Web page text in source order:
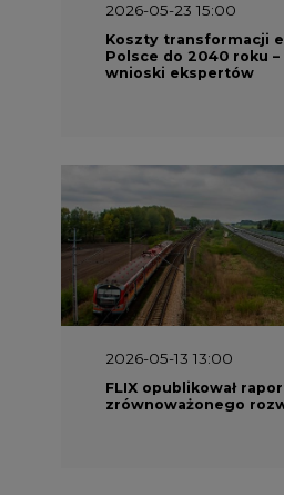
2026-05-23 15:00
Koszty transformacji
Polsce do 2040 roku
wnioski ekspertów
2026-05-13 13:00
FLIX opublikował
zrównoważonego